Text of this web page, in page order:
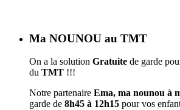
Ma NOUNOU au TMT
On a la solution Gratuite de garde
du TMT !!!
Notre partenaire Ema, ma nounou à
garde de 8h45 à 12h15 pour vos